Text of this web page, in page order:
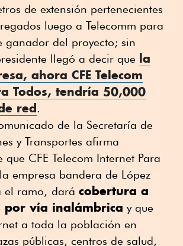
de extensión pertenecientes
luego a Telecomm para
ganador del proyecto; sin
llegó a decir que la
ahora CFE Telecom
Todos, tendría 50,000
red.
de la Secretaría de
y Transportes afirma
CFE Telecom Internet Para
empresa bandera de López
el ramo, dará cobertura a
por vía inalámbrica y que
a toda la población en
públicas, centros de salud,